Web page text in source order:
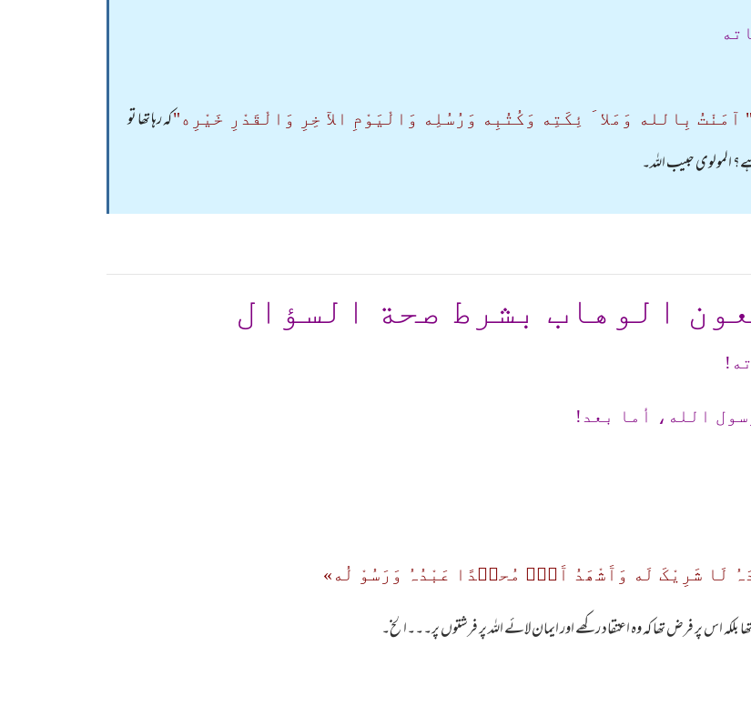
" آمَنْتُ بِالله وَمَلا َ ئِکَتِه وَکُتُبِه وَرُسُلِه وَالْیَوْمِ الآ خِرِ وَالْقَدْرِ خَیْرِه"کہ رہا تھا تو
المولوی حبیب اللہ۔
الوهاب بشرط صحة السؤال
الله، أما بعد!
لَا شَرِیْکَ لَه وَآَشْھَدُ آَنَۤ مُحمۤدًا عَبْدُہُ وَرَسُوْ لُه»
بلکہ اس پر فرض تھا کہ وہ اعتقاد رکھے اور ایمان لائے اللہ پر فرشتوں پر۔۔۔الخ۔